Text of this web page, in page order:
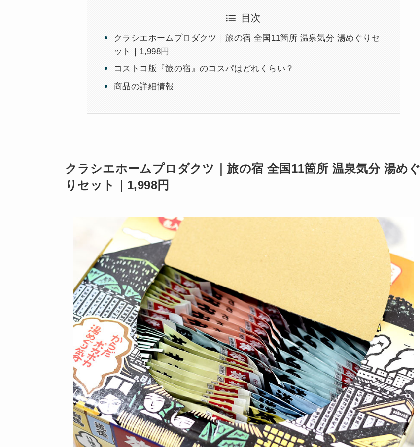
目次
クラシエホームプロダクツ｜旅の宿 全国11箇所 温泉気分 湯めぐりセ
ット｜1,998円
コストコ版『旅の宿』のコスパはどれくらい？
商品の詳細情報
クラシエホームプロダクツ｜旅の宿 全国11箇所 温泉気分 湯めぐ
りセット｜1,998円